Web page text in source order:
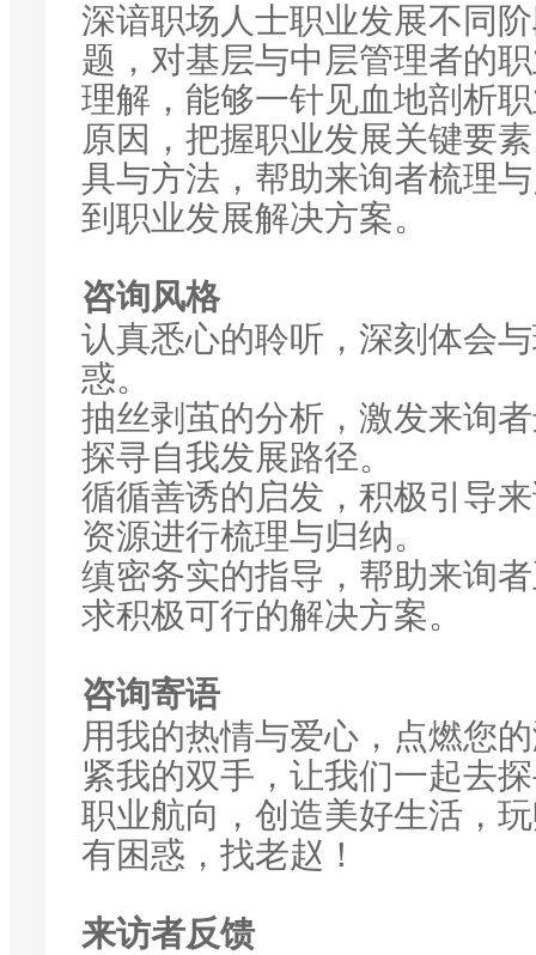
深谙职场人士职业发展不同
题，对基层与中层管理者的
理解，能够一针见血地剖析
原因，把握职业发展关键要
具与方法，帮助来询者梳理
到职业发展解决方案。
咨询风格
认真悉心的聆听，深刻体会
惑。
抽丝剥茧的分析，激发来询
探寻自我发展路径。
循循善诱的启发，积极引导
资源进行梳理与归纳。
缜密务实的指导，帮助来询
求积极可行的解决方案。
咨询寄语
用我的热情与爱心，点燃您
紧我的双手，让我们一起去
职业航向，创造美好生活，
有困惑，找老赵！
来访者反馈